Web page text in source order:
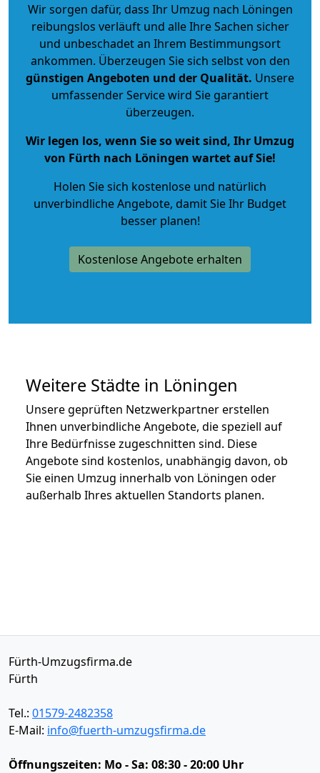
Wir sorgen dafür, dass Ihr Umzug nach Löningen
reibungslos verläuft und alle Ihre Sachen sicher
und unbeschadet an Ihrem Bestimmungsort
ankommen. Überzeugen Sie sich selbst von den
günstigen Angeboten und der Qualität. Unsere
umfassender Service wird Sie garantiert
überzeugen.
Wir legen los, wenn Sie so weit sind, Ihr Umzug
von Fürth nach Löningen wartet auf Sie!
Holen Sie sich kostenlose und natürlich
unverbindliche Angebote, damit Sie Ihr Budget
besser planen!
Kostenlose Angebote erhalten
Weitere Städte in Löningen
Unsere geprüften Netzwerkpartner erstellen
Ihnen unverbindliche Angebote, die speziell auf
Ihre Bedürfnisse zugeschnitten sind. Diese
Angebote sind kostenlos, unabhängig davon, ob
Sie einen Umzug innerhalb von Löningen oder
außerhalb Ihres aktuellen Standorts planen.
Fürth-Umzugsfirma.de
Fürth
Tel.: 01579-2482358
E-Mail: info@fuerth-umzugsfirma.de
Öffnungszeiten: Mo - Sa: 08:30 - 20:00 Uhr